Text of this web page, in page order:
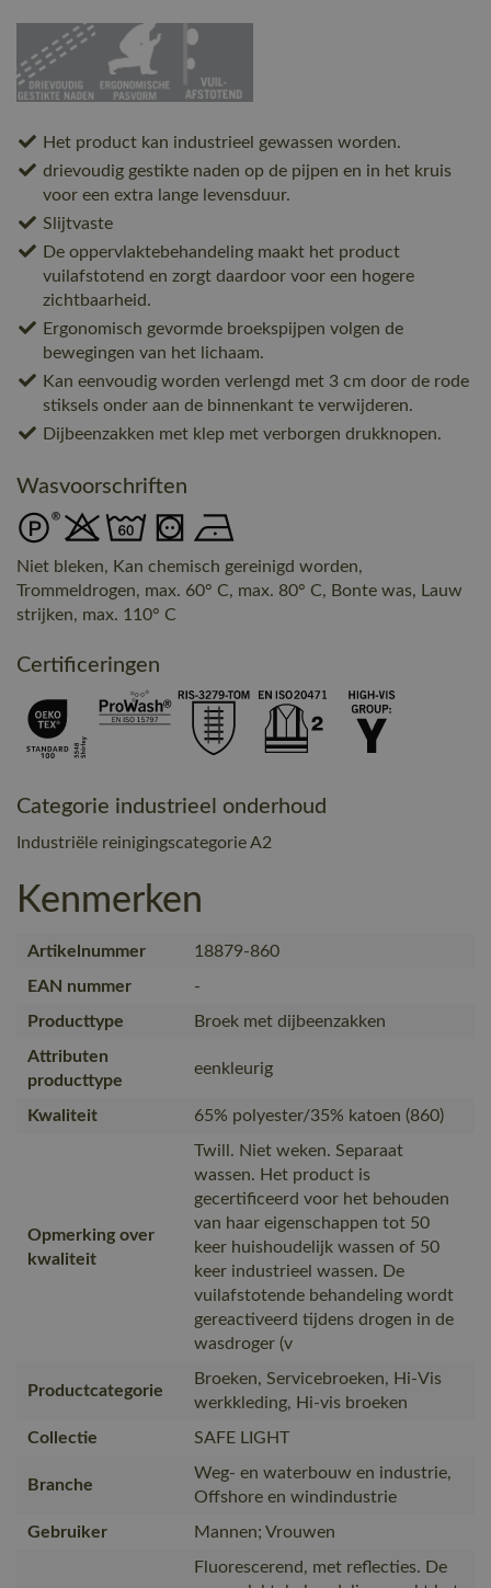
Het product kan industrieel gewassen worden.
drievoudig gestikte naden op de pijpen en in het kruis
voor een extra lange levensduur.
Slijtvaste
De oppervlaktebehandeling maakt het product
vuilafstotend en zorgt daardoor voor een hogere
zichtbaarheid.
Ergonomisch gevormde broekspijpen volgen de
bewegingen van het lichaam.
Kan eenvoudig worden verlengd met 3 cm door de rode
stiksels onder aan de binnenkant te verwijderen.
Dijbeenzakken met klep met verborgen drukknopen.
Wasvoorschriften
Niet bleken, Kan chemisch gereinigd worden,
Trommeldrogen, max. 60° C, max. 80° C, Bonte was, Lauw
strijken, max. 110° C
Certificeringen
Categorie industrieel onderhoud
Industriële reinigingscategorie A2
Kenmerken
Artikelnummer
18879-860
EAN nummer
-
Producttype
Broek met dijbeenzakken
Attributen
producttype
eenkleurig
Kwaliteit 65% polyester/35% katoen (860)
Opmerking over
kwaliteit
Twill. Niet weken. Separaat
wassen. Het product is
gecertificeerd voor het behouden
van haar eigenschappen tot 50
keer huishoudelijk wassen of 50
keer industrieel wassen. De
vuilafstotende behandeling wordt
gereactiveerd tijdens drogen in de
wasdroger (v
Productcategorie
Broeken, Servicebroeken, Hi-Vis
werkkleding, Hi-vis broeken
Collectie
SAFE LIGHT
Branche
Weg- en waterbouw en industrie,
Offshore en windindustrie
Gebruiker
Mannen; Vrouwen
Fluorescerend, met reflecties. De